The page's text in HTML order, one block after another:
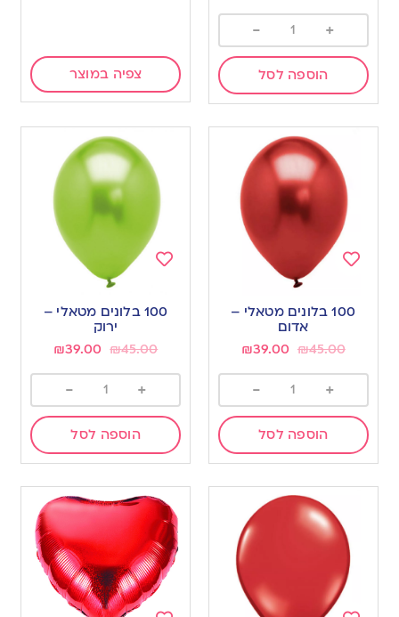
+
-
הוספה לסל צפיה במוצר
100 בלונים מטאלי –
אדום
₪45.00
₪39.00
+
-
הוספה לסל
100 בלונים מטאלי –
ירוק
₪45.00
₪39.00
+
-
הוספה לסל